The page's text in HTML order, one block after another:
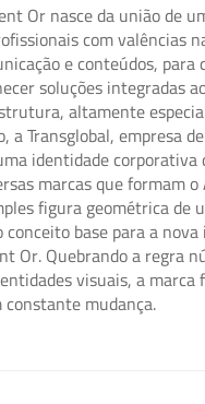
Or nasce da união de
com valências
e conteúdos,
soluções integradas
altamente
a Transglobal, empresa
identidade corporativa
marcas que formam o
figura geométrica de
conceito base para a
Or. Quebrando a regra
visuais, a marca
mudança.